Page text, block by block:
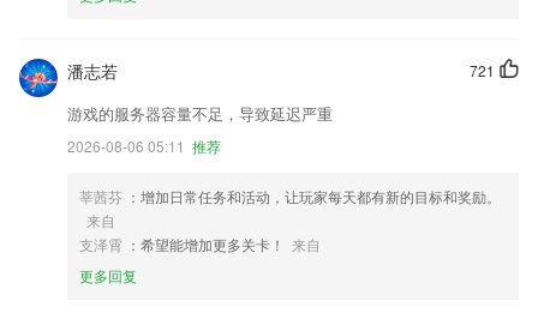
721
潘志若
游戏的服务器容量不足，导致延迟严重
2026-08-06 05:11 推荐
莘茜芬 ：增加日常任务和活动，让玩家每天都有新的目标和奖励。
来自
支泽霄 ：希望能增加更多关卡！
来自
更多回复